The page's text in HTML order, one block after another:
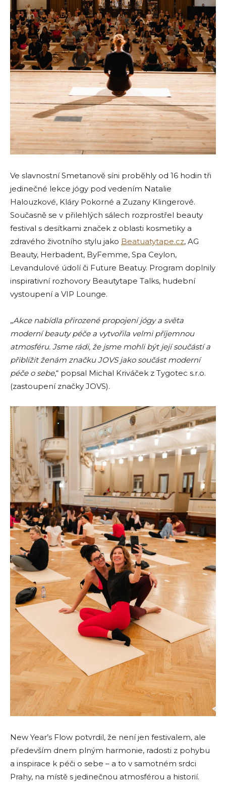
Ve slavnostní Smetanově síni proběhly od 16 hodin tři
jedinečné lekce jógy pod vedením Natalie
Halouzkové, Kláry Pokorné a Zuzany Klingerové.
Současně se v přilehlých sálech rozprostřel beauty
festival s desítkami značek z oblasti kosmetiky a
zdravého životního stylu jako Beatuatytape.cz, AG
Beauty, Herbadent, ByFemme, Spa Ceylon,
Levandulové údolí či Future Beatuy. Program doplnily
inspirativní rozhovory Beautytape Talks, hudební
vystoupení a VIP Lounge.
„Akce nabídla přirozené propojení jógy a světa
moderní beauty péče a vytvořila velmi příjemnou
atmosféru. Jsme rádi, že jsme mohli být její součástí a
přiblížit ženám značku JOVS jako součást moderní
péče o sebe,“ popsal Michal Kriváček z Tygotec s.r.o.
(zastoupení značky JOVS).
New Year’s Flow potvrdil, že není jen festivalem, ale
především dnem plným harmonie, radosti z pohybu
a inspirace k péči o sebe – a to v samotném srdci
Prahy, na místě s jedinečnou atmosférou a historií.